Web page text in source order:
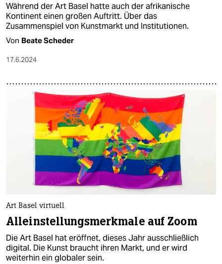
Während der Art Basel hatte auch der afrikanische
Kontinent einen großen Auftritt. Über das
Zusammenspiel von Kunstmarkt und Institutionen.
Von Beate Scheder
17.6.2024
Art Basel virtuell
Alleinstellungsmerkmale auf Zoom
Die Art Basel hat eröffnet, dieses Jahr ausschließlich
digital. Die Kunst braucht ihren Markt, und er wird
weiterhin ein globaler sein.